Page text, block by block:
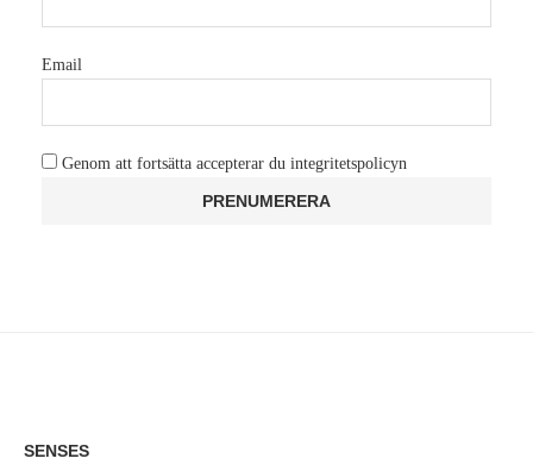
Email
Genom att fortsätta accepterar du integritetspolicyn
SENSES